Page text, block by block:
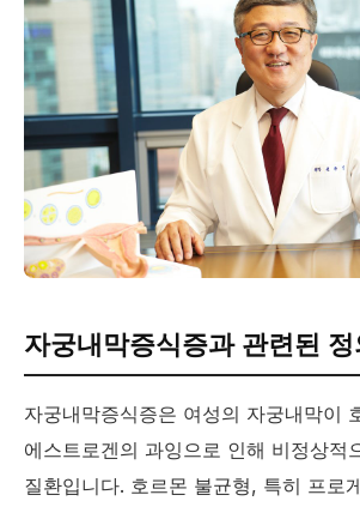
자궁내막증식증과 관련된
자궁내막증식증은 여성의 자궁내막이
에스트로겐의 과잉으로 인해 비정상적
질환입니다. 호르몬 불균형, 특히 프로